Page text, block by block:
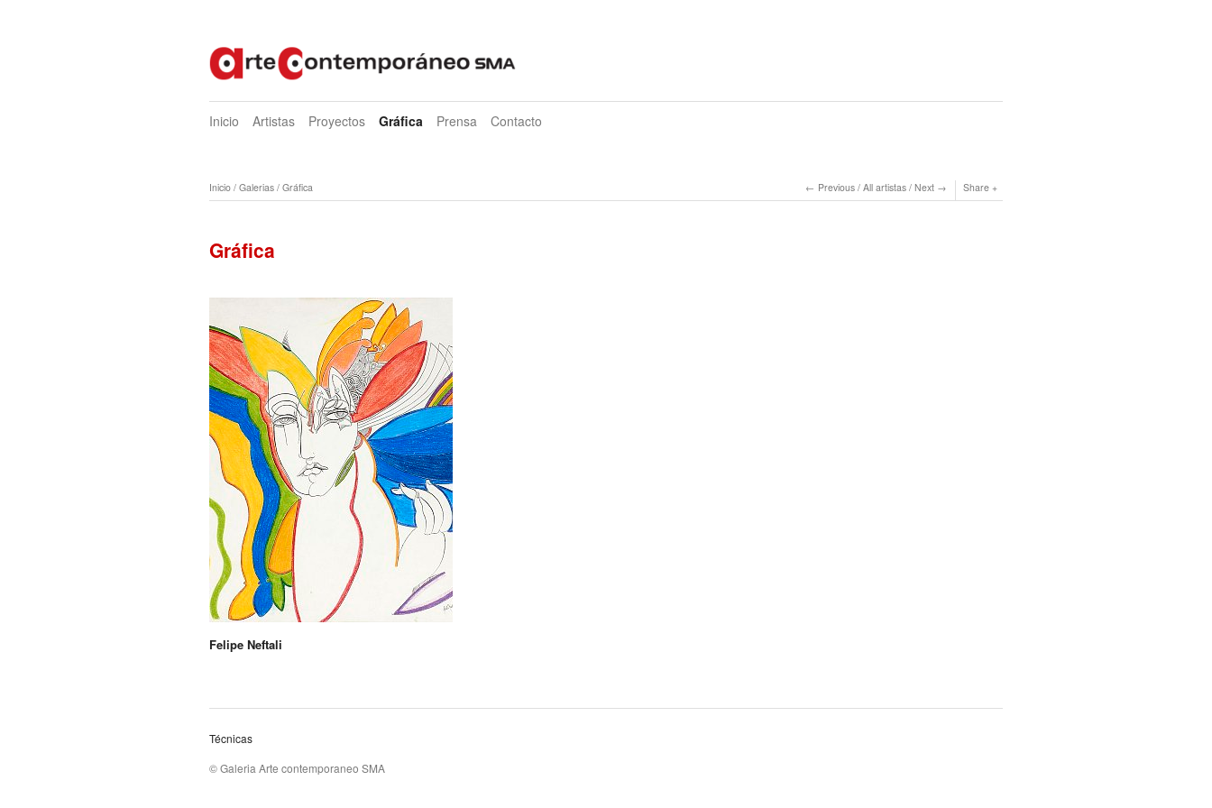
Inicio Artistas Proyectos Gráfica Prensa Contacto
Inicio / Galerias / Gráfica Previous / All artistas / Next Share
Gráfica
Felipe Neftali
Técnicas
© Galeria Arte contemporaneo SMA